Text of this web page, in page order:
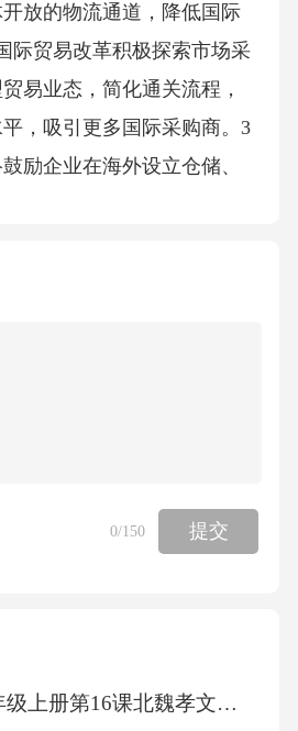
放的物流通道，降低国际
际贸易改革积极探索市场采
易业态，简化通关流程，
，吸引更多国际采购商。3
励企业在海外设立仓储、
易的全球链接以一流环境吸
布局，提升城市综合承载
营造国际化营商环境02将商
理，建设商贸主题公园、博
答卷总结义乌发展的成功
发展智慧与治理哲学，为
0/150 提交
中国历史七年级上册第16课北魏孝文帝改革教学设计